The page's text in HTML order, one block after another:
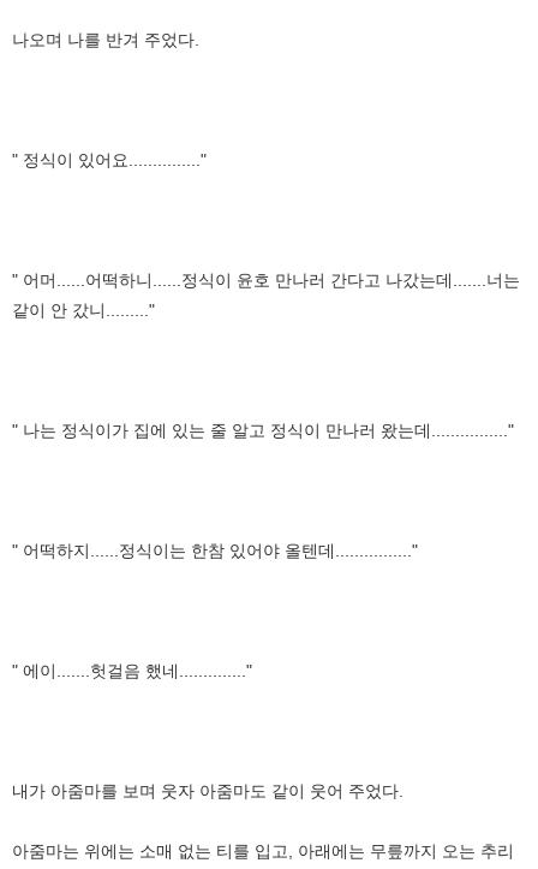
나오며 나를 반겨 주었다.
" 정식이 있어요..............."
" 어머......어떡하니......정식이 윤호 만나러 간다고 나갔는데.......너는
같이 안 갔니........."
" 나는 정식이가 집에 있는 줄 알고 정식이 만나러 왔는데................"
" 어떡하지......정식이는 한참 있어야 올텐데................"
" 에이.......헛걸음 했네.............."
내가 아줌마를 보며 웃자 아줌마도 같이 웃어 주었다.
아줌마는 위에는 소매 없는 티를 입고, 아래에는 무릎까지 오는 추리